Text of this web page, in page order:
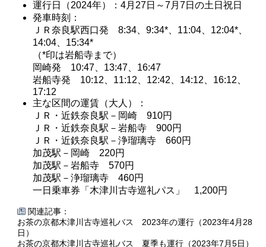
運行日（2024年）：4月27日～7月7日の土日祝日
発車時刻：
ＪＲ奈良駅西口発 8:34、9:34*、11:04、12:04*、
14:04、15:34*
（*印は岩船寺まで）
岡崎発 10:47、13:47、16:47
岩船寺発 10:12、11:12、12:42、14:12、16:12、
17:12
主な区間の運賃（大人）：
ＪＲ・近鉄奈良駅－岡崎 910円
ＪＲ・近鉄奈良駅－岩船寺 900円
ＪＲ・近鉄奈良駅－浄瑠璃寺 660円
加茂駅－岡崎 220円
加茂駅－岩船寺 570円
加茂駅－浄瑠璃寺 460円
一日乗車券「木津川古寺巡礼パス」 1,200円
関連記事：
お茶の京都木津川古寺巡礼バス 2023年の運行（2023年4月28
日）
お茶の京都木津川古寺巡礼バス 夏季も運行（2023年7月5日）